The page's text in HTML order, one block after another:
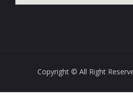
Copyright © All Right